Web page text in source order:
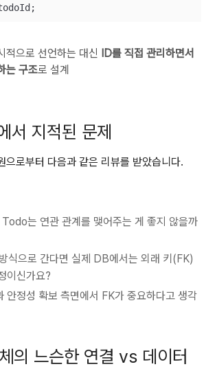
적으로 선언하는 대신 ID를 직접 관리하면서
는 구조로 설계
서 지적된 문제
으로부터 다음과 같은 리뷰를 받았습니다.
는 연관 관계를 맺어주는 게 좋지 않을까
식으로 간다면 실제 DB에서는 외래 키(FK)
이신가요?
안정성 확보 측면에서 FK가 중요하다고 생각
의 느슨한 연결 vs 데이터